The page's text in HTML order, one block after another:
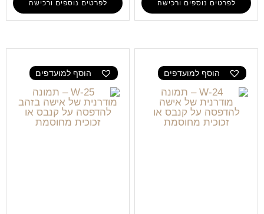
לפרטים נוספים ורכישה לפרטים נוספים ורכישה
הוסף למועדפים הוסף למועדפים